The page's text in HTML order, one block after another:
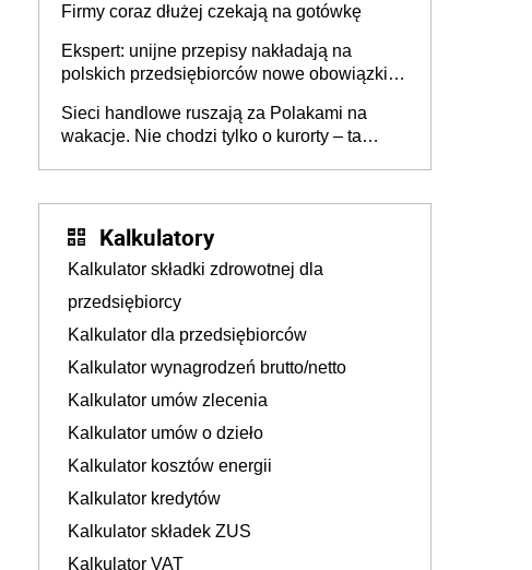
Firmy coraz dłużej czekają na gotówkę
Ekspert: unijne przepisy nakładają na
polskich przedsiębiorców nowe obowiązki w
Sieci handlowe ruszają za Polakami na
wakacje. Nie chodzi tylko o kurorty – ta
Kalkulatory
Kalkulator składki zdrowotnej dla
przedsiębiorcy
Kalkulator dla przedsiębiorców
Kalkulator wynagrodzeń brutto/netto
Kalkulator umów zlecenia
Kalkulator umów o dzieło
Kalkulator kosztów energii
Kalkulator kredytów
Kalkulator składek ZUS
Kalkulator VAT